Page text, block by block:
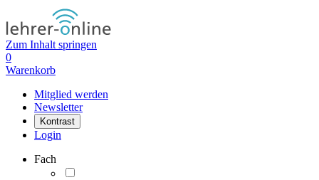
Zum Inhalt springen
0
Warenkorb
Mitglied werden
Newsletter
Kontrast
Login
Fach